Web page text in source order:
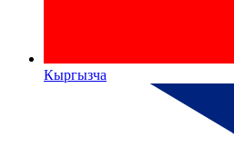
Кыргызча